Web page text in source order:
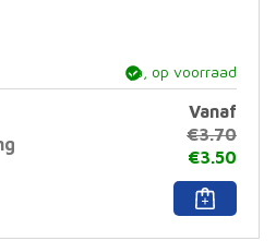
ja, op voorraad
Vanaf
€3.70
€3.50
Dit